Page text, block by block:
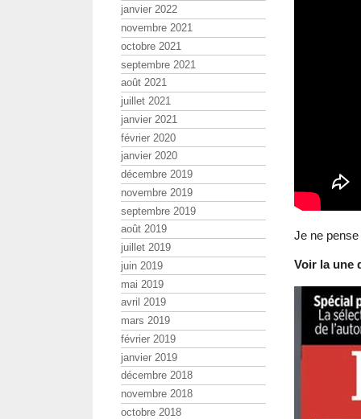
Je ne
Voir la une
janvier 2022
novembre 2021
octobre 2021
septembre 2021
août 2021
juillet 2021
janvier 2021
février 2020
janvier 2020
décembre 2019
novembre 2019
septembre 2019
août 2019
juillet 2019
juin 2019
mai 2019
avril 2019
mars 2019
février 2019
janvier 2019
décembre 2018
novembre 2018
octobre 2018